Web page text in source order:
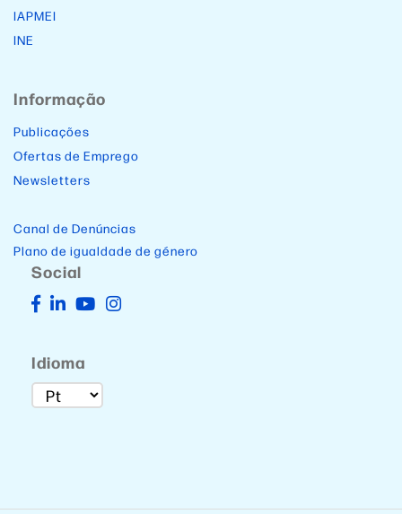
IAPMEI
INE
Informação
Publicações
Ofertas de Emprego
Newsletters
Canal de Denúncias
Plano de igualdade de género
Social
Idioma